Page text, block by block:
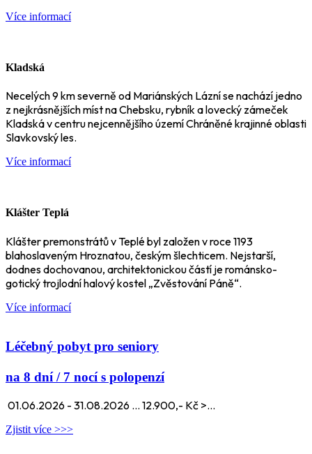
Více informací
Kladská
Necelých 9 km severně od Mariánských Lázní se nachází jedno
z nejkrásnějších míst na Chebsku, rybník a lovecký zámeček
Kladská v centru nejcennějšího území Chráněné krajinné oblasti
Slavkovský les.
Více informací
Klášter Teplá
Klášter premonstrátů v Teplé byl založen v roce 1193
blahoslaveným Hroznatou, českým šlechticem. Nejstarší,
dodnes dochovanou, architektonickou částí je románsko-
gotický trojlodní halový kostel „Zvěstování Páně“.
Více informací
Léčebný pobyt pro seniory
na 8 dní / 7 nocí s polopenzí
01.06.2026 - 31.08.2026 ... 12.900,- Kč >...
Zjistit více >>>